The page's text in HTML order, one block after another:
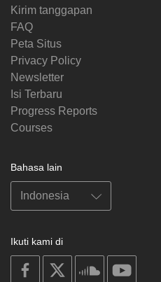
Kirim tanggapan
FAQ
Peta Situs
Privacy Policy
Newsletter
Isi Terbaru
Progress Reports
Courses
Bahasa lain
Ikuti kami di
on
facebook
soundcloud